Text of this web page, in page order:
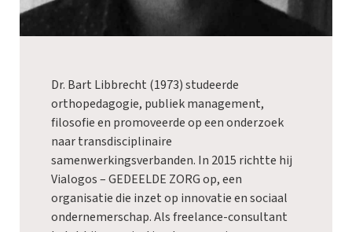
Dr. Bart Libbrecht (1973) studeerde
orthopedagogie, publiek management,
filosofie en promoveerde op een onderzoek
naar transdisciplinaire
samenwerkingsverbanden. In 2015 richtte hij
Vialogos – GEDEELDE ZORG op, een
organisatie die inzet op innovatie en sociaal
ondernemerschap. Als freelance-consultant